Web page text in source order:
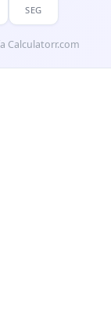
SEG
Calculatorr.com